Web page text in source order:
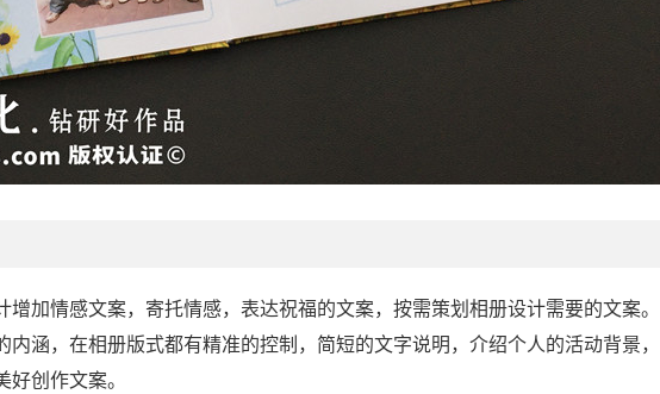
加情感文案，寄托情感，表达祝福的文案，按需策划相册设计需要的文案。
涵，在相册版式都有精准的控制，简短的文字说明，介绍个人的活动背景，
创作文案。